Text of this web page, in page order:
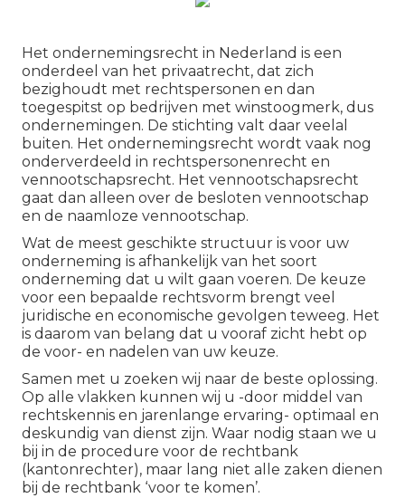
Het ondernemingsrecht in Nederland is een
onderdeel van het privaatrecht, dat zich
bezighoudt met rechtspersonen en dan
toegespitst op bedrijven met winstoogmerk, dus
ondernemingen. De stichting valt daar veelal
buiten. Het ondernemingsrecht wordt vaak nog
onderverdeeld in rechtspersonenrecht en
vennootschapsrecht. Het vennootschapsrecht
gaat dan alleen over de besloten vennootschap
en de naamloze vennootschap.
Wat de meest geschikte structuur is voor uw
onderneming is afhankelijk van het soort
onderneming dat u wilt gaan voeren. De keuze
voor een bepaalde rechtsvorm brengt veel
juridische en economische gevolgen teweeg. Het
is daarom van belang dat u vooraf zicht hebt op
de voor- en nadelen van uw keuze.
Samen met u zoeken wij naar de beste oplossing.
Op alle vlakken kunnen wij u -door middel van
rechtskennis en jarenlange ervaring- optimaal en
deskundig van dienst zijn. Waar nodig staan we u
bij in de procedure voor de rechtbank
(kantonrechter), maar lang niet alle zaken dienen
bij de rechtbank ‘voor te komen’.